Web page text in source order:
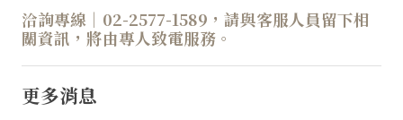
洽詢專線｜02-2577-1589，請與客服人員留下相
關資訊，將由專人致電服務。
更多消息